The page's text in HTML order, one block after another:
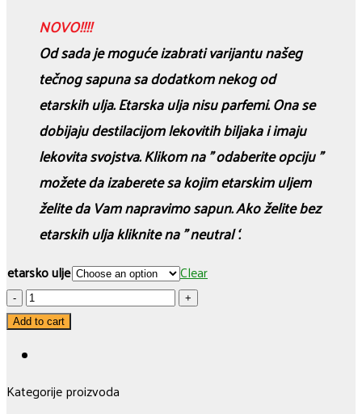
NOVO!!!!
Od sada je moguće izabrati varijantu našeg
tečnog sapuna sa dodatkom nekog od
etarskih ulja. Etarska ulja nisu parfemi. Ona se
dobijaju destilacijom lekovitih biljaka i imaju
lekovita svojstva. Klikom na ” odaberite opciju ”
možete da izaberete sa kojim etarskim uljem
želite da Vam napravimo sapun. Ako želite bez
etarskih ulja kliknite na ” neutral ‘.
etarsko ulje
Clear
PRIRODAN
TEČNI
2
-
Add to cart
Kategorije proizvoda